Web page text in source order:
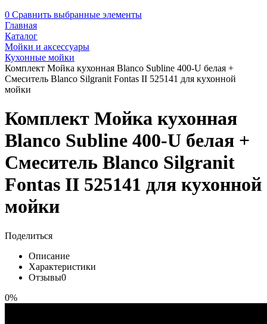
0 Сравнить выбранные элементы
Главная
Каталог
Мойки и аксессуары
Кухонные мойки
Комплект Мойка кухонная Blanco Subline 400-U белая +
Смеситель Blanco Silgranit Fontas II 525141 для кухонной
мойки
Комплект Мойка кухонная
Blanco Subline 400-U белая +
Смеситель Blanco Silgranit
Fontas II 525141 для кухонной
мойки
Поделиться
Описание
Характеристики
Отзывы0
0%